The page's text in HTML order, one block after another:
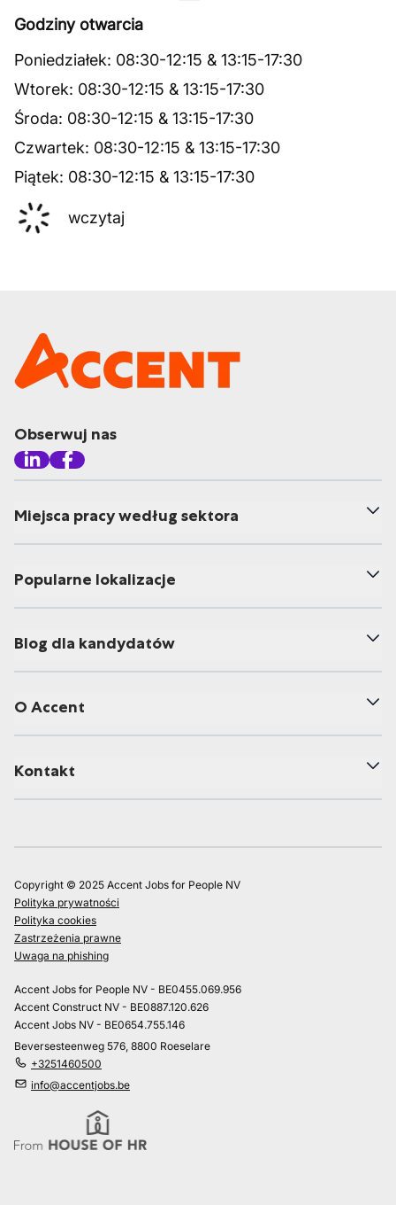
Godziny otwarcia
Poniedziałek: 08:30-12:15 & 13:15-17:30
Wtorek: 08:30-12:15 & 13:15-17:30
Środa: 08:30-12:15 & 13:15-17:30
Czwartek: 08:30-12:15 & 13:15-17:30
Piątek: 08:30-12:15 & 13:15-17:30
wczytaj
Obserwuj nas
Miejsca pracy według sektora
Popularne lokalizacje
Blog dla kandydatów
O Accent
Kontakt
Copyright © 2025 Accent Jobs for People NV
Polityka prywatności
Polityka cookies
Zastrzeżenia prawne
Uwaga na phishing
Accent Jobs for People NV - BE0455.069.956
Accent Construct NV - BE0887.120.626
Accent Jobs NV - BE0654.755.146
Beversesteenweg 576, 8800 Roeselare
+3251460500
info@accentjobs.be